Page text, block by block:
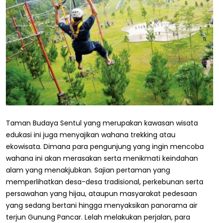
Taman Budaya Sentul yang merupakan kawasan wisata
edukasi ini juga menyajikan wahana trekking atau
ekowisata. Dimana para pengunjung yang ingin mencoba
wahana ini akan merasakan serta menikmati keindahan
alam yang menakjubkan. Sajian pertaman yang
memperlihatkan desa-desa tradisional, perkebunan serta
persawahan yang hijau, ataupun masyarakat pedesaan
yang sedang bertani hingga menyaksikan panorama air
terjun Gunung Pancar. Lelah melakukan perjalan, para